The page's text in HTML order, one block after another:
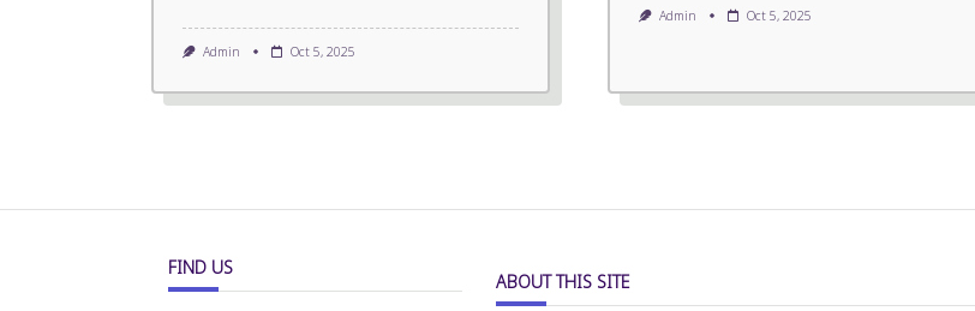
Admin Oct 5, 2025
Admin Oct 5, 2025
FIND US
ABOUT THIS SITE